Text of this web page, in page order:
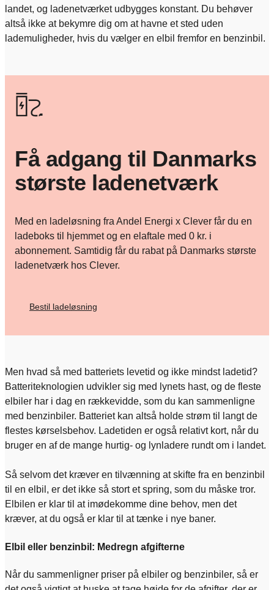
landet, og ladenetværket udbygges konstant. Du behøver
altså ikke at bekymre dig om at havne et sted uden
lademuligheder, hvis du vælger en elbil fremfor en benzinbil.
Få adgang til Danmarks
største ladenetværk
Med en ladeløsning fra Andel Energi x Clever får du en
ladeboks til hjemmet og en elaftale med 0 kr. i
abonnement. Samtidig får du rabat på Danmarks største
ladenetværk hos Clever.
Bestil ladeløsning
Men hvad så med batteriets levetid og ikke mindst ladetid?
Batteriteknologien udvikler sig med lynets hast, og de fleste
elbiler har i dag en rækkevidde, som du kan sammenligne
med benzinbiler. Batteriet kan altså holde strøm til langt de
flestes kørselsbehov. Ladetiden er også relativt kort, når du
bruger en af de mange hurtig- og lynladere rundt om i landet.
Så selvom det kræver en tilvænning at skifte fra en benzinbil
til en elbil, er det ikke så stort et spring, som du måske tror.
Elbilen er klar til at imødekomme dine behov, men det
kræver, at du også er klar til at tænke i nye baner.
Elbil eller benzinbil: Medregn afgifterne
Når du sammenligner priser på elbiler og benzinbiler, så er